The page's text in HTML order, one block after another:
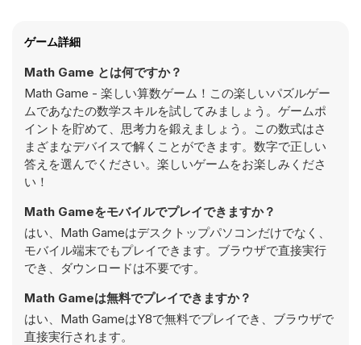
ゲーム詳細
Math Game とは何ですか？
Math Game - 楽しい算数ゲーム！この楽しいパズルゲー
ムであなたの数学スキルを試してみましょう。ゲームポ
イントを貯めて、思考力を鍛えましょう。この数式はさ
まざまなデバイスで解くことができます。数字で正しい
答えを選んでください。楽しいゲームをお楽しみくださ
い！
Math Gameをモバイルでプレイできますか？
はい、Math Gameはデスクトップパソコンだけでなく、
モバイル端末でもプレイできます。ブラウザで直接実行
でき、ダウンロードは不要です。
Math Gameは無料でプレイできますか？
はい、Math GameはY8で無料でプレイでき、ブラウザで
直接実行されます。